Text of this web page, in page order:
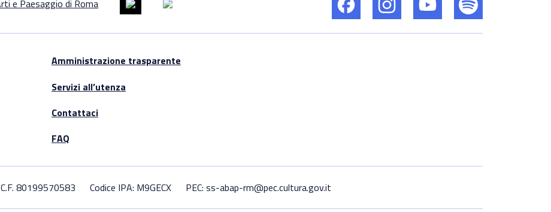
Amministrazione trasparente
Servizi all’utenza
Contattaci
FAQ
C.F. 80199570583 Codice IPA: M9GECX PEC: ss-abap-rm@pec.cultura.gov.it